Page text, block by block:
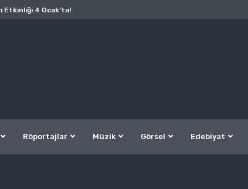
Etkinliği 4 Ocak’ta!
Röportajlar Müzik Görsel Edebiyat